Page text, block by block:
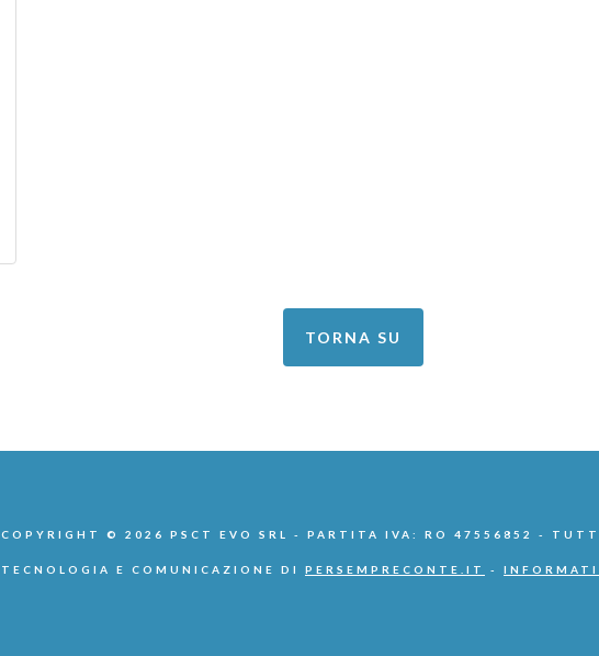
TORNA SU
COPYRIGHT © 2026 PSCT EVO SRL - PARTITA IVA: RO 47556852 -
TECNOLOGIA E COMUNICAZIONE DI PERSEMPRECONTE.IT -